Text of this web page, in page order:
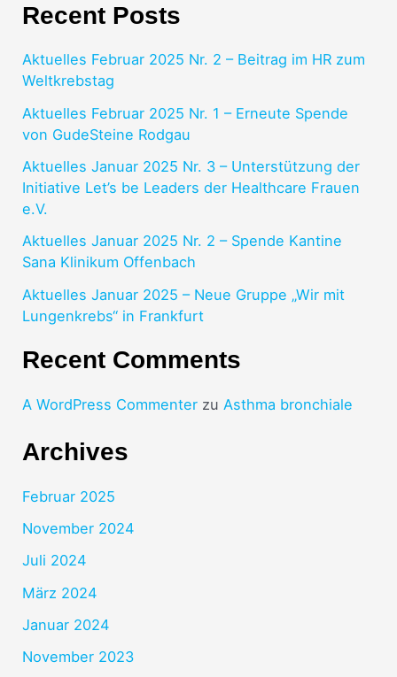
Recent Posts
Aktuelles Februar 2025 Nr. 2 – Beitrag im HR zum
Weltkrebstag
Aktuelles Februar 2025 Nr. 1 – Erneute Spende
von GudeSteine Rodgau
Aktuelles Januar 2025 Nr. 3 – Unterstützung der
Initiative Let’s be Leaders der Healthcare Frauen
e.V.
Aktuelles Januar 2025 Nr. 2 – Spende Kantine
Sana Klinikum Offenbach
Aktuelles Januar 2025 – Neue Gruppe „Wir mit
Lungenkrebs“ in Frankfurt
Recent Comments
A WordPress Commenter zu Asthma bronchiale
Archives
Februar 2025
November 2024
Juli 2024
März 2024
Januar 2024
November 2023